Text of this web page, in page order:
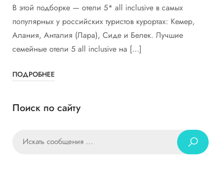
В этой подборке — отели 5* all inclusive в самых
популярных у российских туристов курортах: Кемер,
Алания, Анталия (Лара), Сиде и Белек. Лучшие
семейные отели 5 all inclusive на […]
ПОДРОБНЕЕ
Поиск по сайту